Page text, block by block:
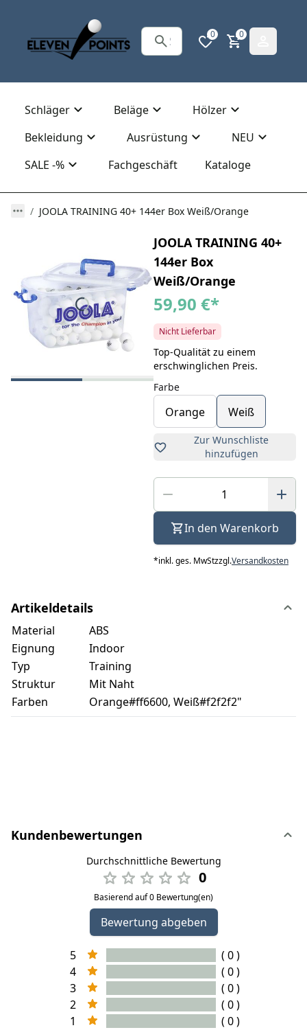
0 0
Schläger Beläge
Hölzer
Bekleidung
Ausrüstung
NEU
SALE -%
Fachgeschäft Kataloge
JOOLA TRAINING 40+ 144er Box Weiß/Orange
JOOLA TRAINING 40+
144er Box
Weiß/Orange
59,90 €*
Nicht Lieferbar
Top-Qualität zu einem
erschwinglichen Preis.
Farbe
Orange Weiß
Zur Wunschliste
hinzufügen
In den Warenkorb
*inkl. ges. MwStzzgl.Versandkosten
Artikeldetails
Material
ABS
Eignung
Indoor
Typ
Training
Struktur
Mit Naht
Farben
Orange#ff6600, Weiß#f2f2f2"
Kundenbewertungen
Durchschnittliche Bewertung
0
Basierend auf 0 Bewertung(en)
Bewertung abgeben
5
( 0 )
4
( 0 )
3
( 0 )
2
( 0 )
1
( 0 )